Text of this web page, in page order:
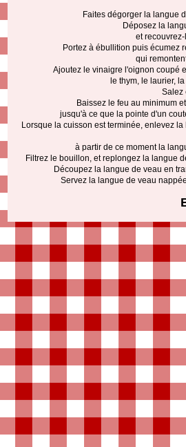
Faites dégorger la langue
Déposez la
et
Portez à ébullition puis écumez
qui
Ajoutez le vinaigre l'oignon coupé
le thym, le laurier,
Salez
Baissez le feu au minimum
jusqu'à ce que la pointe d'un
Lorsque la cuisson est terminée, enlevez
à partir de ce moment la
Filtrez le bouillon, et replongez la langue
Découpez la langue de veau en
Servez la langue de veau